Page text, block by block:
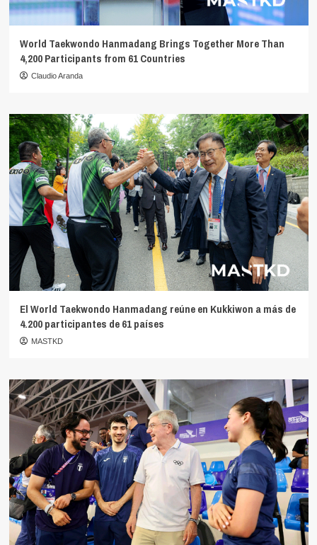
World Taekwondo Hanmadang Brings Together More Than
4,200 Participants from 61 Countries
Claudio Aranda
El World Taekwondo Hanmadang reúne en Kukkiwon a más de
4.200 participantes de 61 países
MASTKD